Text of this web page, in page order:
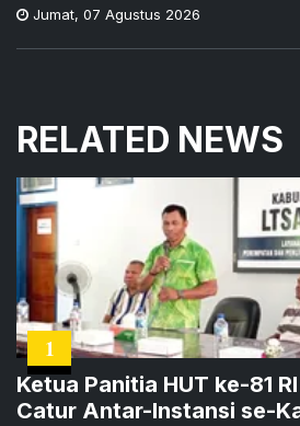
Jumat, 07 Agustus 2026
RELATED NEWS
1
Ketua Panitia HUT ke-81
Catur Antar-Instansi se-